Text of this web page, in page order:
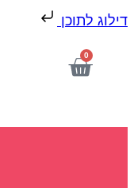
דילוג לתוכן
0